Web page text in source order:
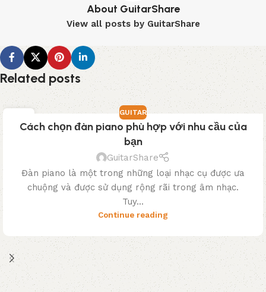
About GuitarShare
View all posts by GuitarShare
Related posts
TH3
GUITAR
Cách chọn đàn piano phù hợp với nhu cầu của
bạn
GuitarShare
Đàn piano là một trong những loại nhạc cụ được ưa
chuộng và được sử dụng rộng rãi trong âm nhạc.
Tuy...
Continue reading